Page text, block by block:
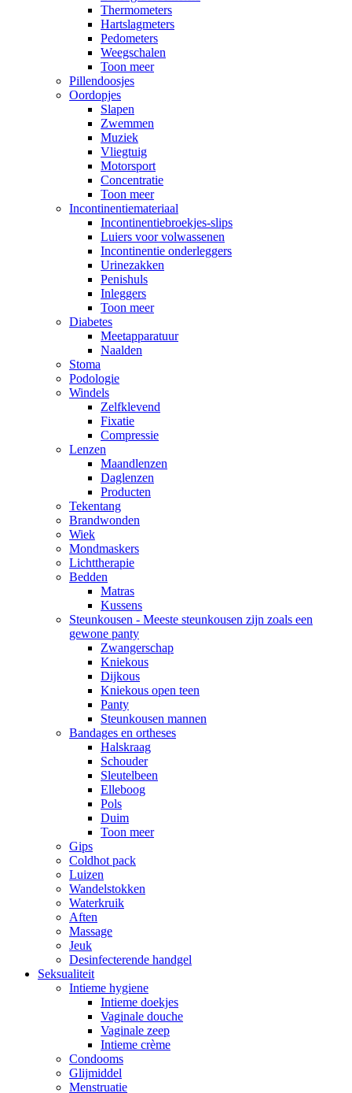
Thermometers
Hartslagmeters
Pedometers
Weegschalen
Toon meer
Pillendoosjes
Oordopjes
Slapen
Zwemmen
Muziek
Vliegtuig
Motorsport
Concentratie
Toon meer
Incontinentiemateriaal
Incontinentiebroekjes-slips
Luiers voor volwassenen
Incontinentie onderleggers
Urinezakken
Penishuls
Inleggers
Toon meer
Diabetes
Meetapparatuur
Naalden
Stoma
Podologie
Windels
Zelfklevend
Fixatie
Compressie
Lenzen
Maandlenzen
Daglenzen
Producten
Tekentang
Brandwonden
Wiek
Mondmaskers
Lichttherapie
Bedden
Matras
Kussens
Steunkousen - Meeste steunkousen zijn zoals een
gewone panty
Zwangerschap
Kniekous
Dijkous
Kniekous open teen
Panty
Steunkousen mannen
Bandages en ortheses
Halskraag
Schouder
Sleutelbeen
Elleboog
Pols
Duim
Toon meer
Gips
Coldhot pack
Luizen
Wandelstokken
Waterkruik
Aften
Massage
Jeuk
Desinfecterende handgel
Seksualiteit
Intieme hygiene
Intieme doekjes
Vaginale douche
Vaginale zeep
Intieme crème
Condooms
Glijmiddel
Menstruatie